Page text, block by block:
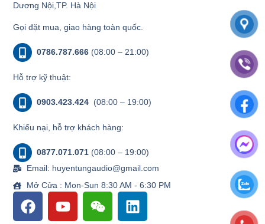
Dương Nội,TP. Hà Nội
Gọi đặt mua, giao hàng toàn quốc.
0786.787.666 (08:00 – 21:00)
Hỗ trợ kỹ thuật:
0903.423.424 (08:00 – 19:00)
Khiếu nại, hỗ trợ khách hàng:
0877.071.071 (08:00 – 19:00)
Email: huyentungaudio@gmail.com
Mở Cửa : Mon-Sun 8:30 AM - 6:30 PM